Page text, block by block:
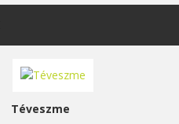
Téveszme